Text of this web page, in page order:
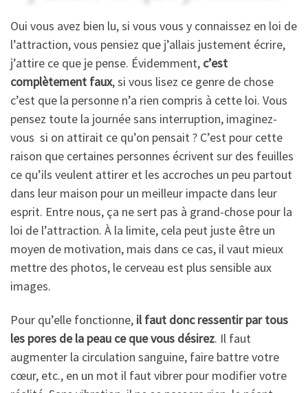
Oui vous avez bien lu, si vous vous y connaissez en loi de
l’attraction, vous pensiez que j’allais justement écrire,
j’attire ce que je pense. Évidemment, c’est
complètement faux, si vous lisez ce genre de chose
c’est que la personne n’a rien compris à cette loi. Vous
pensez toute la journée sans interruption, imaginez-
vous si on attirait ce qu’on pensait ? C’est pour cette
raison que certaines personnes écrivent sur des feuilles
ce qu’ils veulent attirer et les accroches un peu partout
dans leur maison pour un meilleur impacte dans leur
esprit. Entre nous, ça ne sert pas à grand-chose pour la
loi de l’attraction. À la limite, cela peut juste être un
moyen de motivation, mais dans ce cas, il vaut mieux
mettre des photos, le cerveau est plus sensible aux
images.
Pour qu’elle fonctionne, il faut donc ressentir par tous
les pores de la peau ce que vous désirez. Il faut
augmenter la circulation sanguine, faire battre votre
cœur, etc., en un mot il faut vibrer pour modifier votre